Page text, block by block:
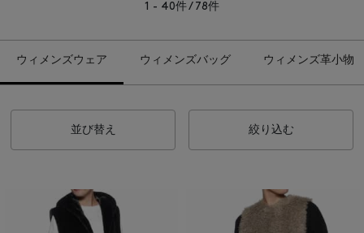
1 - 40件 / 78件
ウィメンズウェア ウィメンズバッグ ウィメンズ革小物
並び替え 絞り込む